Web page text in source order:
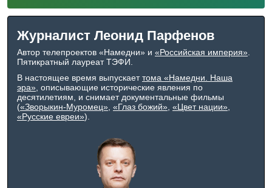
Журналист Леонид Парфенов
Автор телепроектов «Намедни» и «Российская империя»
Пятикратный лауреат ТЭФИ.
В настоящее время выпускает тома «Намедни. Наша
эра» , описывающие исторические явления по
десятилетиям, и снимает документальные фильмы
(«Зворыкин-Муромец» «Глаз божий» «Цвет нации»
«Русские евреи»).